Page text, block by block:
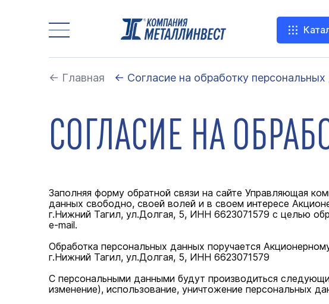
← Главная ← Согласие на обработку
СОГЛАСИЕ НА
Заполняя форму обратной связи на сайте Управляющая
данных свободно, своей волей и в своем интересе
г.Нижний Тагил, ул.Долгая, 5, ИНН 6623071579 с целью
e-mail.
Обработка персональных данных поручается
г.Нижний Тагил, ул.Долгая, 5, ИНН 6623071579
С персональными данными будут производиться
изменение), использование, уничтожение персональных